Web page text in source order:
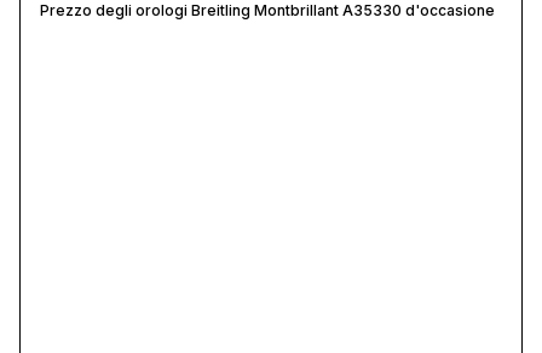
Prezzo degli orologi Breitling Montbrillant A35330 d'occasione